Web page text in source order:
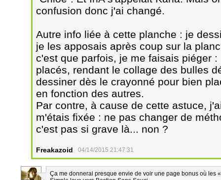
confusion donc j'ai changé.
Autre info liée à cette planche : je
je les apposais après coup sur la
c'est que parfois, je me faisais piéger
placés, rendant le collage des bulles
dessiner dès le crayonné pour bien
en fonction des autres.
Par contre, à cause de cette astuce,
m'étais fixée : ne pas changer de
c'est pas si grave là... non ?
Freakazoid 04/14/2015 21:47:31
Ça me donnerai presque envie de voir une page bonus où les